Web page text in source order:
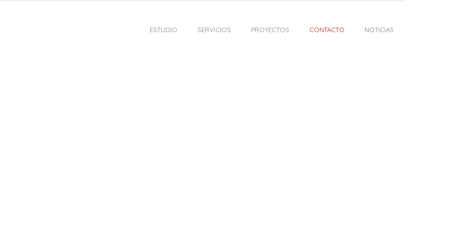
ESTUDIO SERVICIOS PROYECTOS CONTACTO NOTICIAS